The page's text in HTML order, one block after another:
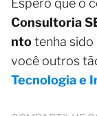
Espero que o
Consultoria
ntotenha sido
você outros
Tecnologia e